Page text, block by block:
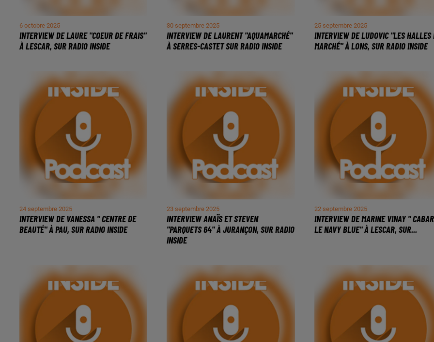
6 octobre 2025
INTERVIEW DE LAURE "COEUR DE FRAIS"
À LESCAR, SUR RADIO INSIDE
30 septembre 2025
INTERVIEW DE LAURENT "AQUAMARCHÉ"
À SERRES-CASTET SUR RADIO INSIDE
25 septembre 2025
INTERVIEW DE LUDOVIC "LES HALLES
MARCHÉ" À LONS, SUR RADIO INSIDE
24 septembre 2025
INTERVIEW DE VANESSA " CENTRE DE
BEAUTÉ" À PAU, SUR RADIO INSIDE
23 septembre 2025
INTERVIEW ANAÏS ET STEVEN
"PARQUETS 64" À JURANÇON, SUR RADIO
INSIDE
22 septembre 2025
INTERVIEW DE MARINE VINAY "
LE NAVY BLUE" À LESCAR, SUR...